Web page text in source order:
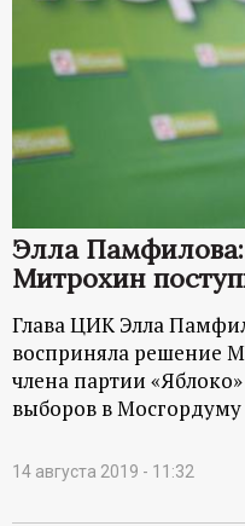
Элла
Митрохин
Глава ЦИК Элла
восприняла решение
члена партии
выборов в Мосгордуму
14 августа 2019 - 11:32